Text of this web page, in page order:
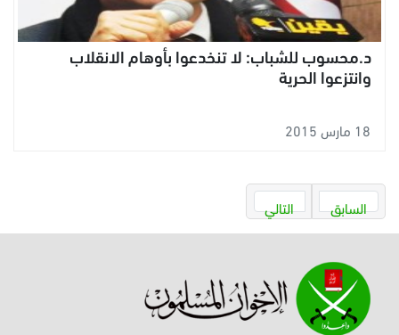
د.محسوب للشباب: لا تنخدعوا بأوهام الانقلاب
وانتزعوا الحرية
18 مارس 2015
السابق التالي